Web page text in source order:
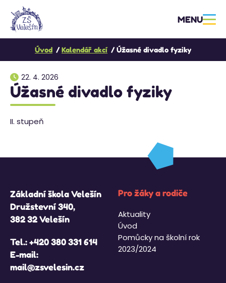
MENU
Úvod Kalendář akcí Úžasné divadlo fyziky
22. 4. 2026
Úžasné divadlo fyziky
II. stupeň
Základní škola Velešín
Družstevní 340,
382 32 Velešín
Tel.:+420 380 331 614
E-mail:
mail@zsvelesin.cz
Pro žáky a rodiče
Aktuality
Úvod
Pomůcky na školní rok
2023/2024